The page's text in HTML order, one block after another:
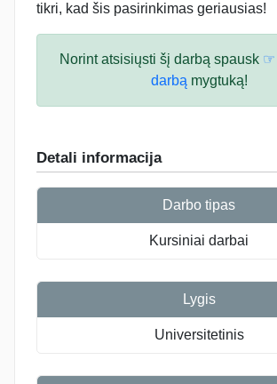
tikri, kad šis pasirinkimas geriausias!
Norint atsisiųsti šį darbą spausk ☞
darbąmygtuką!
Detali informacija
Darbo tipas
Kursiniai darbai
Lygis
Universitetinis